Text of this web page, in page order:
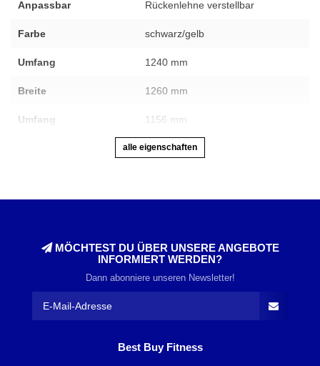
Anpassbar Rückenlehne verstellbar
Farbe schwarz/gelb
Umfang 1240 mm
Breite 1260 mm
Umfang 1156 mm
alle eigenschaften
MÖCHTEST DU ÜBER UNSERE ANGEBOTE
INFORMIERT WERDEN?
Dann abonniere unseren Newsletter!
Best Buy Fitness